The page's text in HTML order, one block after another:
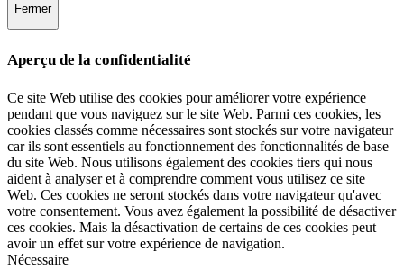
Fermer
Aperçu de la confidentialité
Ce site Web utilise des cookies pour améliorer votre expérience
pendant que vous naviguez sur le site Web. Parmi ces cookies, les
cookies classés comme nécessaires sont stockés sur votre navigateur
car ils sont essentiels au fonctionnement des fonctionnalités de base
du site Web. Nous utilisons également des cookies tiers qui nous
aident à analyser et à comprendre comment vous utilisez ce site
Web. Ces cookies ne seront stockés dans votre navigateur qu'avec
votre consentement. Vous avez également la possibilité de désactiver
ces cookies. Mais la désactivation de certains de ces cookies peut
avoir un effet sur votre expérience de navigation.
Nécessaire